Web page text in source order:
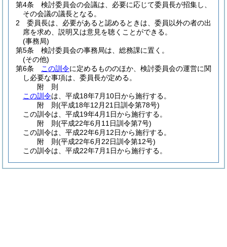
第4条
検討委員会の会議は、必要に応じて委員長が招集し、
その会議の議長となる。
2
委員長は、必要があると認めるときは、委員以外の者の出
席を求め、説明又は意見を聴くことができる。
(事務局)
第5条
検討委員会の事務局は、総務課に置く。
(その他)
第6条
この訓令に定めるもののほか、検討委員会の運営に関
し必要な事項は、委員長が定める。
附 則
この訓令は、平成18年7月10日から施行する。
附 則(平成18年12月21日訓令第78号)
この訓令は、平成19年4月1日から施行する。
附 則(平成22年6月11日訓令第7号)
この訓令は、平成22年6月12日から施行する。
附 則(平成22年6月22日訓令第12号)
この訓令は、平成22年7月1日から施行する。